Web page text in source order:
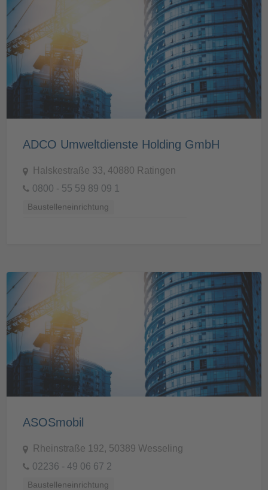
ADCO Umweltdienste Holding GmbH
Halskestraße 33, 40880 Ratingen
0800 - 55 59 89 09 1
Baustelleneinrichtung
ASOSmobil
Rheinstraße 192, 50389 Wesseling
02236 - 49 06 67 2
Baustelleneinrichtung